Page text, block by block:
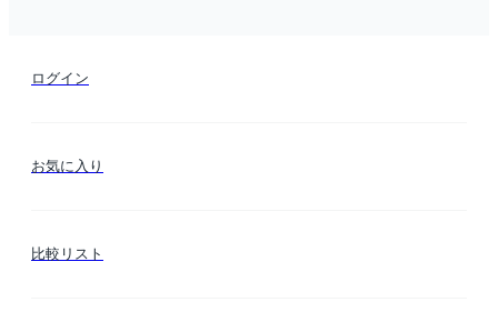
ログイン
お気に入り
比較リスト